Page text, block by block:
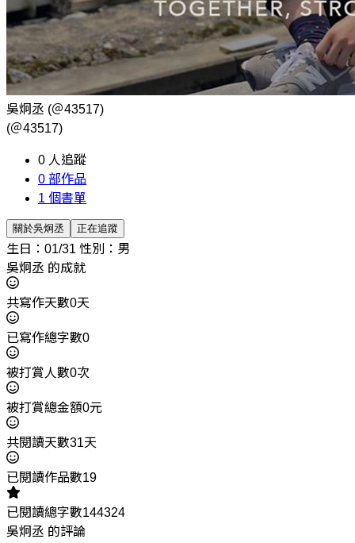
吳炯丞 (＠43517)
(＠43517)
0 人追蹤
0 部作品
1 個書單
關於吳炯丞 正在追蹤
生日：01/31 性別：男
吳炯丞 的成就
共寫作天數0天
已寫作總字數0
被打賞人數0次
被打賞總金額0元
共閱讀天數31天
已閱讀作品數19
已閱讀總字數144324
吳炯丞 的評論